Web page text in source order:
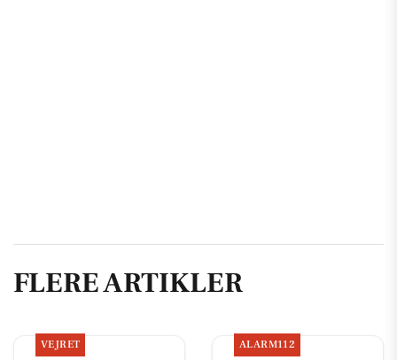
FLERE ARTIKLER
VEJRET ALARM112